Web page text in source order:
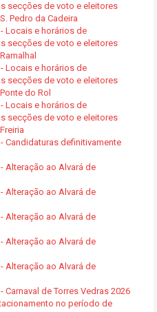
secções de voto e eleitores
Pedro da Cadeira
Locais e horários de
secções de voto e eleitores
Locais e horários de
secções de voto e eleitores
do Rol
Locais e horários de
secções de voto e eleitores
Candidaturas definitivamente
Alteração ao Alvará de
Alteração ao Alvará de
Alteração ao Alvará de
Alteração ao Alvará de
Alteração ao Alvará de
Carnaval de Torres Vedras 2026
no período de